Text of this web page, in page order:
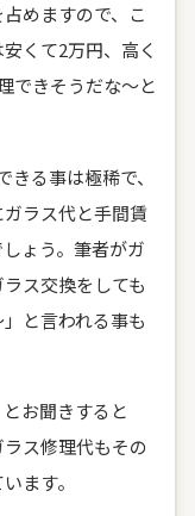
めますので、こ
くて2万円、高く
できそうだな～と
る事は極稀で、
ラス代と手間賃
ょう。筆者がガ
ス交換をしても
と言われる事も
お聞きすると
ラス修理代もその
ます。